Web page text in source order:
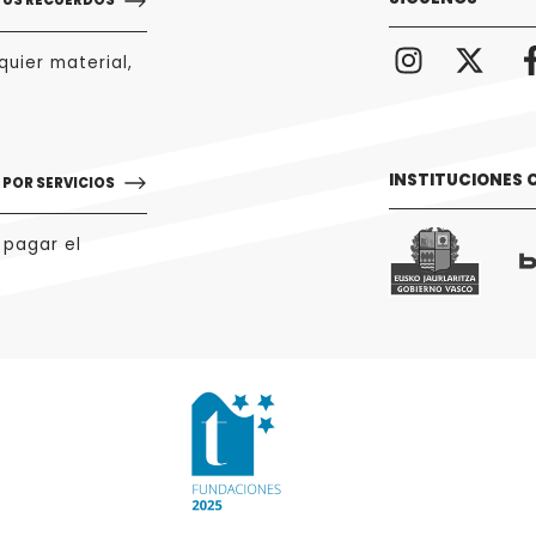
material,
SERVICIOS
el
INSTITUCIONES